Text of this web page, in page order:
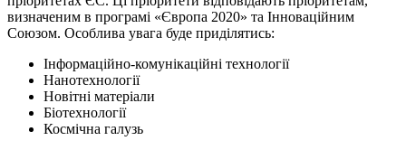
визначеним в програмі «Європа 2020» та Інноваційним
Союзом. Особлива увага буде приділятись:
Інформаційно-комунікаційні технології
Нанотехнології
Новітні матеріали
Біотехнології
Космічна галузь